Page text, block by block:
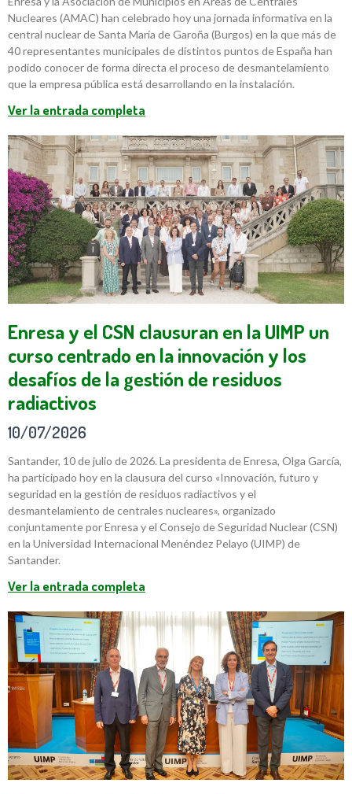
Nucleares (AMAC) han celebrado hoy una jornada informativa en la
central nuclear de Santa María de Garoña (Burgos) en la que más de
40 representantes municipales de distintos puntos de España han
podido conocer de forma directa el proceso de desmantelamiento
que la empresa pública está desarrollando en la instalación.
Ver la entrada completa
Enresa y el CSN clausuran en la UIMP un
curso centrado en la innovación y los
desafíos de la gestión de residuos
radiactivos
10/07/2026
Santander, 10 de julio de 2026. La presidenta de Enresa, Olga García,
ha participado hoy en la clausura del curso «Innovación, futuro y
seguridad en la gestión de residuos radiactivos y el
desmantelamiento de centrales nucleares», organizado
conjuntamente por Enresa y el Consejo de Seguridad Nuclear (CSN)
en la Universidad Internacional Menéndez Pelayo (UIMP) de
Santander.
Ver la entrada completa